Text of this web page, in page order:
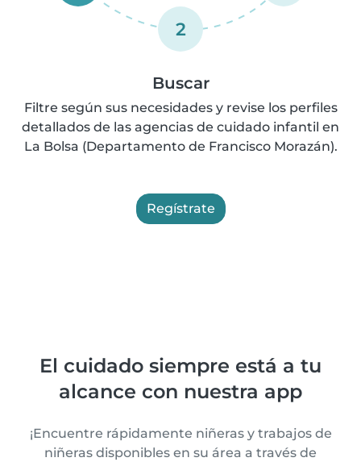
2
Buscar
Filtre según sus necesidades y revise los perfiles
detallados de las agencias de cuidado infantil en
La Bolsa (Departamento de Francisco Morazán).
Regístrate
El cuidado siempre está a tu
alcance con nuestra app
¡Encuentre rápidamente niñeras y trabajos de
niñeras disponibles en su área a través de